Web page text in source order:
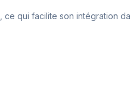
, ce qui facilite son intégration